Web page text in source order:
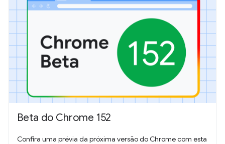
Beta do Chrome 152
Confira uma prévia da próxima versão do Chrome com esta